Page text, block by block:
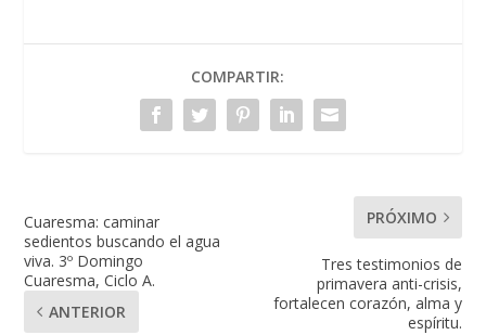
COMPARTIR:
Cuaresma: caminar
sedientos buscando el agua
viva. 3º Domingo
Cuaresma, Ciclo A.
ANTERIOR
PRÓXIMO
Tres testimonios de
primavera anti-crisis,
fortalecen corazón, alma y
espíritu.